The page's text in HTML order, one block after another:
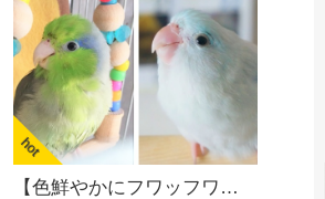
【色鮮やかにフワッフワ…